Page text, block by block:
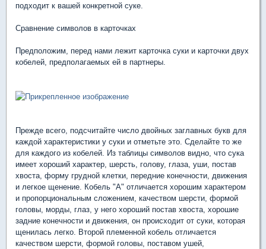
подходит к вашей конкретной суке.
Сравнение символов в карточках
Предположим, перед нами лежит карточка суки и карточки двух
кобелей, предполагаемых ей в партнеры.
Прежде всего, подсчитайте число двойных заглавных букв для
каждой характеристики у суки и отметьте это. Сделайте то же
для каждого из кобелей. Из таблицы символов видно, что сука
имеет хороший характер, шерсть, голову, глаза, уши, постав
хвоста, форму грудной клетки, передние конечности, движения
и легкое щенение. Кобель "А" отличается хорошим характером
и пропорциональным сложением, качеством шерсти, формой
головы, морды, глаз, у него хороший постав хвоста, хорошие
задние конечности и движения, он происходит от суки, которая
щенилась легко. Второй племенной кобель отличается
качеством шерсти, формой головы, поставом ушей,